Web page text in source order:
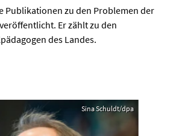
Publikationen zu den Problemen der
Er zählt zu den
des Landes.
Sina Schuldt/dpa